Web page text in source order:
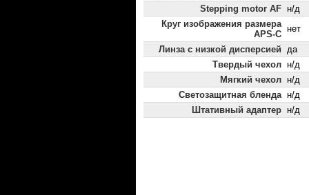
Stepping motor AF н/д
Круг изображения размера
APS-C
нет
Линза с низкой дисперсией да
Твердый чехол н/д
Мягкий чехол н/д
Светозащитная бленда н/д
Штативный адаптер н/д